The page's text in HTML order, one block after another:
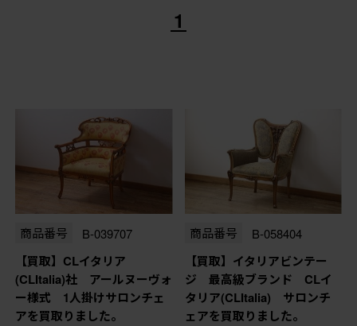
1
商品番号 B-039707
【買取】CLイタリア
(CLItalia)社 アールヌーヴォ
ー様式 1人掛けサロンチェ
アを買取りました。
商品番号 B-058404
【買取】イタリアビンテー
ジ 最高級ブランド CLイ
タリア(CLItalia) サロンチ
ェアを買取りました。